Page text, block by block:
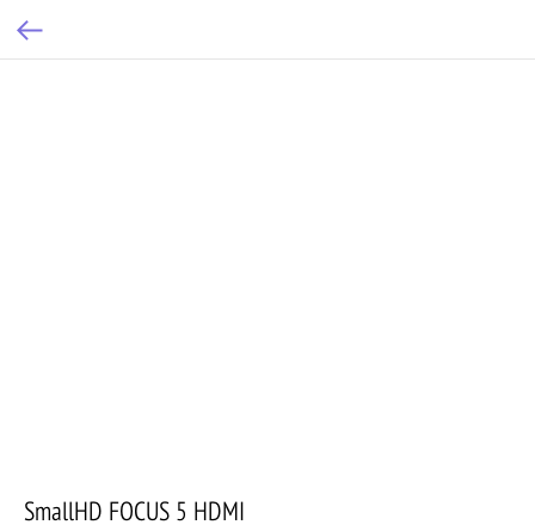
SmallHD FOCUS 5 HDMI